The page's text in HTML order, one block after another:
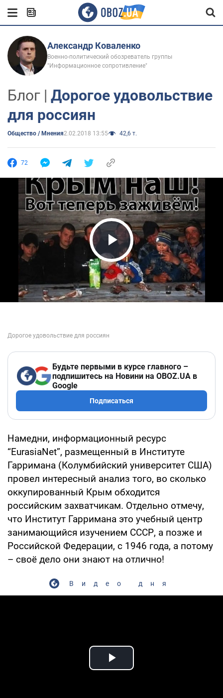
Александр Коваленко
Военно-политический обозреватель группы
"Информационное сопротивление"
Блог | Дорогое удовольствие
для россиян
Общество / Мнения2.02.2018 13:55 42,6 т.
72
Play Video
Будьте первыми в курсе главного –
подпишитесь на Новини на OBOZ.UA в
Google
Подписаться
Намедни, информационный ресурс
“EurasiaNet”, размещенный в Институте
Гарримана (Колумбийский университет США)
провел интересный анализ того, во сколько
оккупированный Крым обходится
российским захватчикам. Отдельно отмечу,
что Институт Гарримана это учебный центр
занимающийся изучением СССР, а позже и
Российской Федерации, с 1946 года, а потому
– своё дело они знают на отлично!
Видео дня
Play Video